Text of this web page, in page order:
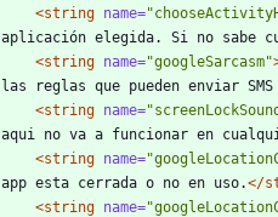
<string name=
aplicación elegida. Si no sabe
<string name="googleSarcasm"
las reglas que pueden enviar
<string name=
aqui no va a funcionar en
<string name=
app esta cerrada o no en uso.</
<string name=